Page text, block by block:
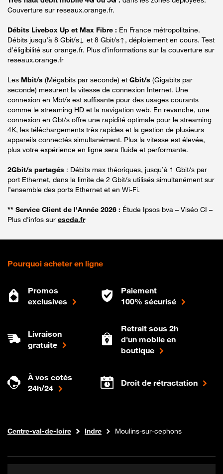
Couverture sur reseaux.orange.fr.
Débits Livebox Up et Max Fibre : En France métropolitaine.
Débits jusqu’à 8 Gbit/s↓ et 8 Gbit/s↑, déploiement en cours. Test
d’éligibilité sur orange.fr. Plus d’informations sur la couverture sur
reseaux.orange.fr
Les Mbit/s (Mégabits par seconde) et Gbit/s (Gigabits par
seconde) mesurent la vitesse de connexion Internet. Une
connexion en Mbt/s est suffisante pour des usages courants
comme le streaming HD et la navigation web. En revanche, une
connexion en Gbt/s offre une rapidité optimale pour le streaming
4K, les téléchargements très rapides et la gestion de plusieurs
appareils connectés simultanément. Plus la vitesse est élevée,
plus votre expérience en ligne sera fluide et performante.
2Gbit/s partagés : Débits max théoriques, jusqu’à 1 Gbit/s par
port Ethernet, dans la limite de 2 Gbit/s utilisés simultanément sur
l’ensemble des ports Ethernet et en Wi-Fi.
** Service Client de l'Année 2026 : Étude Ipsos bva – Viséo CI –
Plus d'infos sur escda.fr
Pourquoi acheter en ligne
Promos
exclusives
Paiement
100% sécurisé
Livraison
gratuite
Retrait sous 2h
d'un mobile en
boutique
À vos cotés
24h/24
Droit de rétractation
Boutique Orange
Internet fibre
Centre-val-de-loire Indre Moulins-sur-cephons